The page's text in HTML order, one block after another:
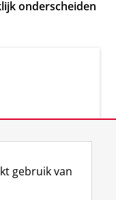
onderscheiden
gebruik van